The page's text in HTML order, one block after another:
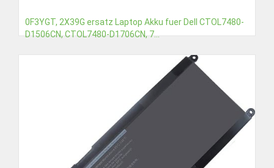
0F3YGT, 2X39G ersatz Laptop Akku fuer Dell CTOL7480-
D1506CN, CTOL7480-D1706CN, 7...
In den Warenkorb